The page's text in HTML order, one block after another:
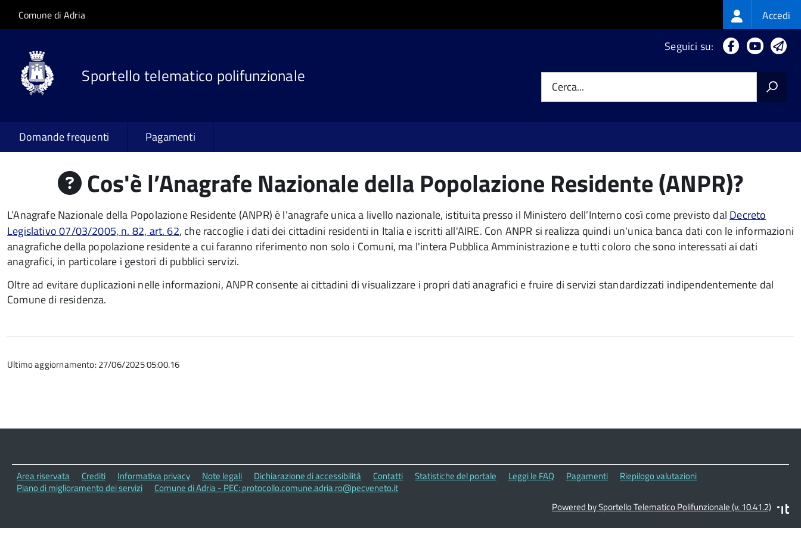
Salta al contenuto principale
Skip to site navigation
Comune di Adria Login
menu
Accedi
Sportello telematico polifunzionale
Seguici su: Facebook
Cerca...
Domande frequenti Pagamenti
Cos'è l’Anagrafe Nazionale della Popolazione Residente (ANPR)?
L’Anagrafe Nazionale della Popolazione Residente (ANPR) è l’anagrafe unica a livello nazionale, istituita presso il Ministero dell’Interno così come previsto dal Decreto
Legislativo 07/03/2005, n. 82, art. 62, che raccoglie i dati dei cittadini residenti in Italia e iscritti all'AIRE. Con ANPR si realizza quindi un'unica banca dati con le informazioni
anagrafiche della popolazione residente a cui faranno riferimento non solo i Comuni, ma l'intera Pubblica Amministrazione e tutti coloro che sono interessati ai dati
anagrafici, in particolare i gestori di pubblici servizi.
Oltre ad evitare duplicazioni nelle informazioni, ANPR consente ai cittadini di visualizzare i propri dati anagrafici e fruire di servizi standardizzati indipendentemente dal
Comune di residenza.
Ultimo aggiornamento: 27/06/2025 05:00.16
Area riservata Crediti Informativa privacy Note legali Dichiarazione di accessibilità Contatti Statistiche del portale Leggi le FAQ Pagamenti
Riepilogo valutazioni
Piano di miglioramento dei servizi
Comune di Adria - PEC: protocollo.comune.adria.ro@pecveneto.it
Powered by Sportello Telematico Polifunzionale (v. 10.41.2)